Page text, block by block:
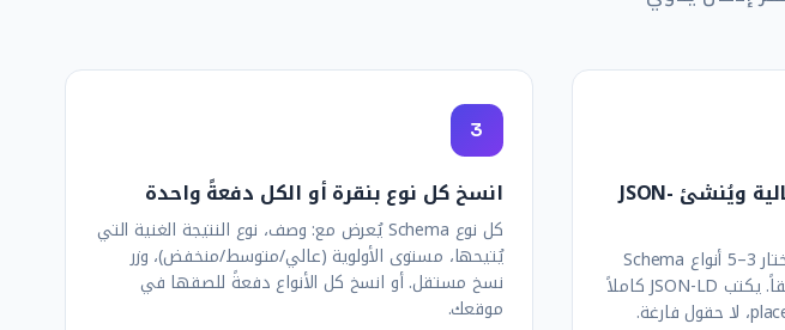
Gemini يختار الأنواع المثالية ويُنشئ JSON-
بناءً على نوع موقعك، Gemini يختار 3–5 أنواع Schema
ويتجنب تكرار ما هو موجود مسبقاً. يكتب JSON-LD كاملاً
3
انسخ كل نوع بنقرة أو الكل دفعةً واحدة
كل نوع Schema يُعرض مع: وصف، نوع النتيجة الغنية التي
يُتيحها، مستوى الأولوية (عالي/متوسط/منخفض)، وزر
نسخ مستقل. أو انسخ كل الأنواع دفعةً للصقها في
موقعك.